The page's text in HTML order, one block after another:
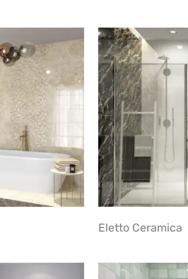
Eletto Ceramica